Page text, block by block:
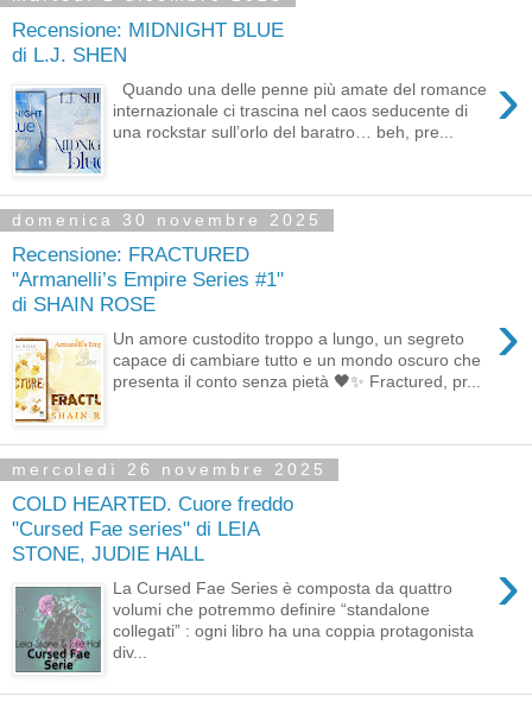
Recensione: MIDNIGHT BLUE
di L.J. SHEN
›
Quando una delle penne più amate del romance
internazionale ci trascina nel caos seducente di
una rockstar sull’orlo del baratro… beh, pre...
domenica 30 novembre 2025
Recensione: FRACTURED
"Armanelli’s Empire Series #1"
di SHAIN ROSE
›
Un amore custodito troppo a lungo, un segreto
capace di cambiare tutto e un mondo oscuro che
presenta il conto senza pietà 🖤✨ Fractured, pr...
mercoledì 26 novembre 2025
COLD HEARTED. Cuore freddo
"Cursed Fae series" di LEIA
STONE, JUDIE HALL
›
La Cursed Fae Series è composta da quattro
volumi che potremmo definire “standalone
collegati” : ogni libro ha una coppia protagonista
div...